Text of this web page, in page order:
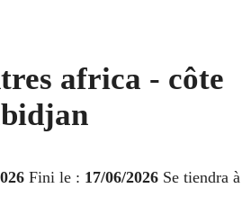
africa - côte
Fini le : 17/06/2026 Se tiendra à